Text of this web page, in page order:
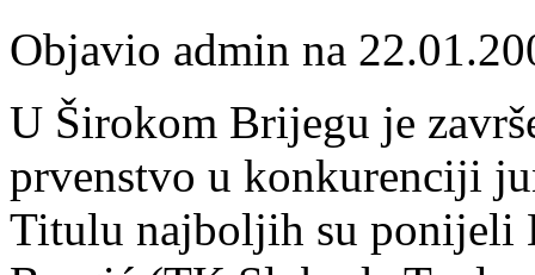
Objavio admin na
U Širokom Brijegu je
prvenstvo u konkurenciji
Titulu najboljih su ponijeli